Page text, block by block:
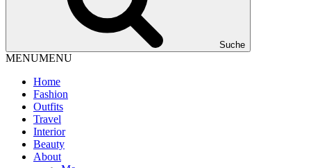
Suche
MENUMENU
Home
Fashion
Outfits
Travel
Interior
Beauty
About